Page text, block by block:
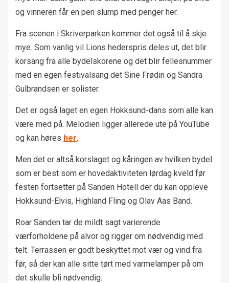
og vinneren får en pen slump med penger her.
Fra scenen i Skriverparken kommer det også til å skje
mye. Som vanlig vil Lions hederspris deles ut, det blir
korsang fra alle bydelskorene og det blir fellesnummer
med en egen festivalsang det Sine Frødin og Sandra
Gulbrandsen er solister.
Det er også laget en egen Hokksund-dans som alle kan
være med på. Melodien ligger allerede ute på YouTube
og kan høres her.
Men det er altså korslaget og kåringen av hvilken bydel
som er best som er hovedaktiviteten lørdag kveld før
festen fortsetter på Sanden Hotell der du kan oppleve
Hokksund-Elvis, Highland Fling og Olav Aas Band.
Roar Sanden tar de mildt sagt varierende
værforholdene på alvor og rigger om nødvendig med
telt. Terrassen er godt beskyttet mot vær og vind fra
før, så der kan alle sitte tørt med varmelamper på om
det skulle bli nødvendig.